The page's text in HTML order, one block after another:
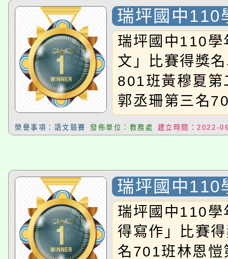
《TA101》溝通分析基
程，歡迎學生輔導中心
心理、諮商輔導、社會
系所師生報名參加。
瑞坪國中110
題徵文」比
瑞坪國中110學
文」比賽得獎
801班黃穆夏
郭丞珊第三名
榮譽事項：語文競賽 發佈單位：教務處 建立時間：2022-
瑞坪國中110
讀心得寫作
名單
瑞坪國中110學
得寫作」比賽
名701班林恩